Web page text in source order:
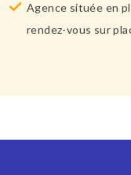
Agence située en
rendez-vous sur